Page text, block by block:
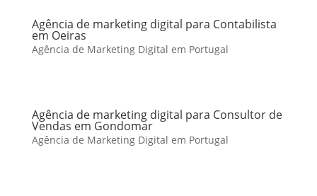
Agência de marketing digital para Contabilista
em Oeiras
Agência de Marketing Digital em Portugal
Agência de marketing digital para Consultor de
Vendas em Gondomar
Agência de Marketing Digital em Portugal